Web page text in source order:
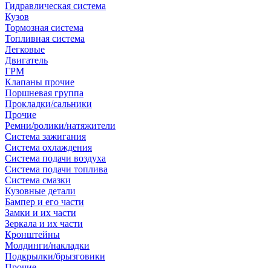
Гидравлическая система
Кузов
Тормозная система
Топливная система
Легковые
Двигатель
ГРМ
Клапаны прочие
Поршневая группа
Прокладки/сальники
Прочие
Ремни/ролики/натяжители
Система зажигания
Система охлаждения
Система подачи воздуха
Система подачи топлива
Система смазки
Кузовные детали
Бампер и его части
Замки и их части
Зеркала и их части
Кронштейны
Молдинги/накладки
Подкрылки/брызговики